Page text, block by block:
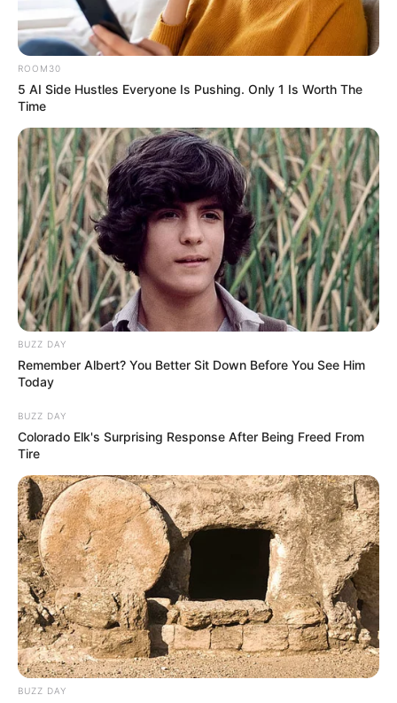
ROOM30
5 AI Side Hustles Everyone Is Pushing. Only 1 Is Worth The
Time
BUZZ DAY
Remember Albert? You Better Sit Down Before You See Him
Today
BUZZ DAY
Colorado Elk's Surprising Response After Being Freed From
Tire
BUZZ DAY